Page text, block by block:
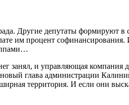
Другие депутаты формируют в
им процент
занял, и управляющая компания
глава администрации
территория. И если они